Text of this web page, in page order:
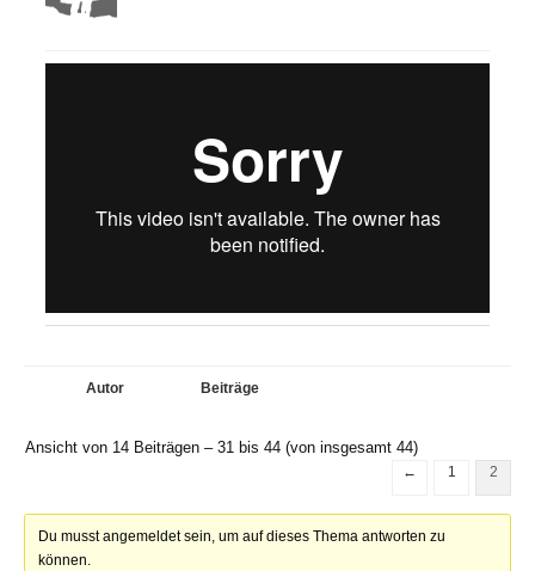
Autor Beiträge
Ansicht von 14 Beiträgen – 31 bis 44 (von insgesamt 44)
← 1 2
Du musst angemeldet sein, um auf dieses Thema antworten zu
können.